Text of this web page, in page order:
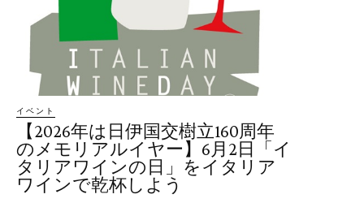
イベント
【2026年は日伊国交樹立160周年
のメモリアルイヤー】6月2日「イ
タリアワインの日」をイタリア
ワインで乾杯しよう